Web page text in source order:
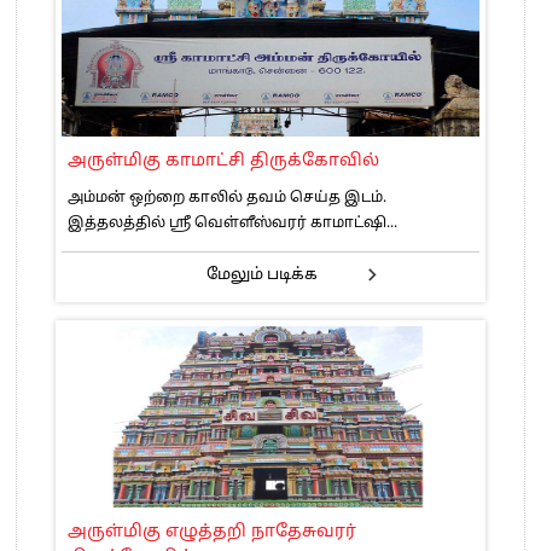
அருள்மிகு காமாட்சி திருக்கோவில்
அம்மன் ஒற்றை காலில் தவம் செய்த இடம்.
இத்தலத்தில் ஸ்ரீ வெள்ளீஸ்வரர் காமாட்ஷி...
மேலும் படிக்க
அருள்மிகு எழுத்தறி நாதேசுவரர்